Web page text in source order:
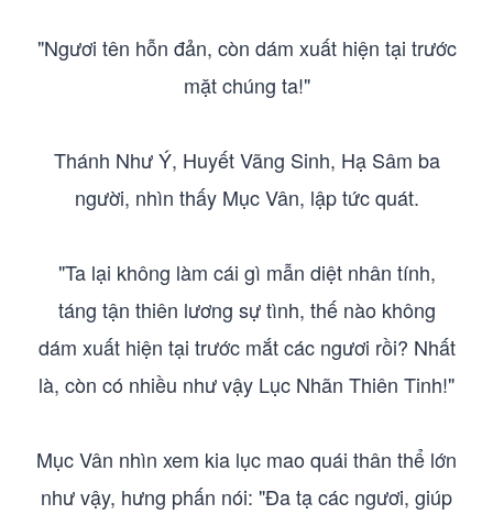
"Ngươi tên hỗn đản, còn dám xuất hiện tại trước
mặt chúng ta!"
Thánh Như Ý, Huyết Vãng Sinh, Hạ Sâm ba
người, nhìn thấy Mục Vân, lập tức quát.
"Ta lại không làm cái gì mẫn diệt nhân tính,
táng tận thiên lương sự tình, thế nào không
dám xuất hiện tại trước mắt các ngươi rồi? Nhất
là, còn có nhiều như vậy Lục Nhãn Thiên Tinh!"
Mục Vân nhìn xem kia lục mao quái thân thể lớn
như vậy, hưng phấn nói: "Đa tạ các ngươi, giúp